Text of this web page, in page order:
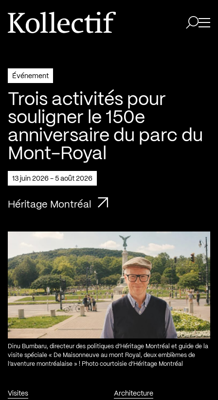
Aller à la page d'accueil
Logo Kollectif
Événement
Trois activités pour
souligner le 150e
anniversaire du parc du
Mont-Royal
13 juin 2026 - 5 août 2026
Héritage Montréal
Visites
Architecture
Dinu Bumbaru, directeur des politiques d’Héritage Montréal et guide de la
visite spéciale « De Maisonneuve au mont Royal, deux emblèmes de
l’aventure montréalaise » ! Photo courtoisie d’Héritage Montréal